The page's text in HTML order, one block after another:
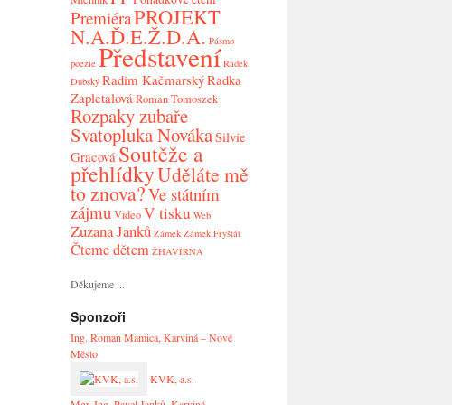
PremiéraPROJEKT
N.A.Ď.E.Ž.D.A. Pásmo
poezie Představení Radek
Dubský Radim KačmarskýRadka
ZapletalováRoman Tomoszek
Rozpaky zubaře
Svatopluka NovákaSilvie
Gracová Soutěže a
přehlídkyUděláte mě
to znova?Ve státním
zájmuVideoV tisku Web
Zuzana Janků Zámek Zámek Fryštát
Čteme dětem ŽHAVÍRNA
Děkujeme ...
Sponzoři
Ing. Roman Mamica, Karviná – Nové
Město
KVK, a.s.